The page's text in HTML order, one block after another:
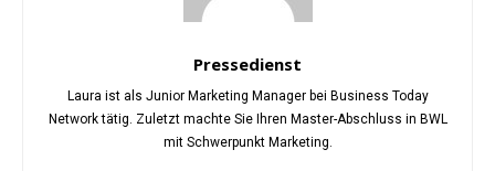
Pressedienst
Laura ist als Junior Marketing Manager bei Business Today
Network tätig. Zuletzt machte Sie Ihren Master-Abschluss in BWL
mit Schwerpunkt Marketing.